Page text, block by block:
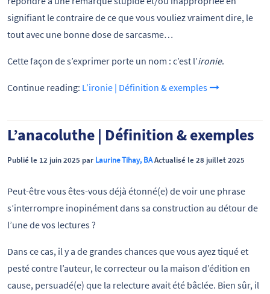
signifiant le contraire de ce que vous vouliez vraiment dire, le
tout avec une bonne dose de sarcasme…
Cette façon de s’exprimer porte un nom : c’est l’ironie.
Continue reading: L’ironie | Définition & exemples
L’anacoluthe | Définition & exemples
Publié le 12 juin 2025 par Laurine Tihay, BAActualisé le 28 juillet 2025
Peut-être vous êtes-vous déjà étonné(e) de voir une phrase
s’interrompre inopinément dans sa construction au détour de
l’une de vos lectures ?
Dans ce cas, il y a de grandes chances que vous ayez tiqué et
pesté contre l’auteur, le correcteur ou la maison d’édition en
cause, persuadé(e) que la relecture avait été bâclée. Bien sûr, il